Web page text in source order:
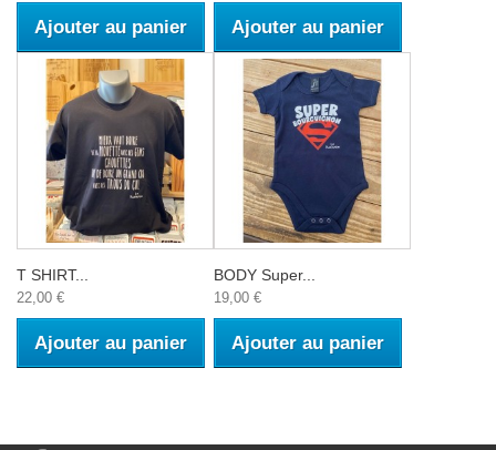
Ajouter au panier Ajouter au panier
T SHIRT...
22,00 €
Ajouter au panier
BODY Super...
19,00 €
Ajouter au panier